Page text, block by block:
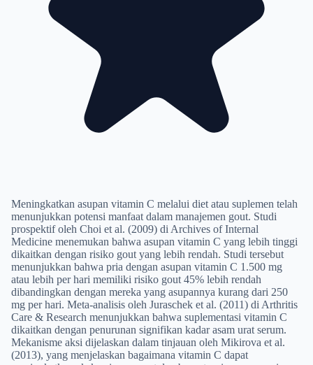
Meningkatkan asupan vitamin C melalui diet atau suplemen telah
menunjukkan potensi manfaat dalam manajemen gout. Studi
prospektif oleh Choi et al. (2009) di Archives of Internal
Medicine menemukan bahwa asupan vitamin C yang lebih tinggi
dikaitkan dengan risiko gout yang lebih rendah. Studi tersebut
menunjukkan bahwa pria dengan asupan vitamin C 1.500 mg
atau lebih per hari memiliki risiko gout 45% lebih rendah
dibandingkan dengan mereka yang asupannya kurang dari 250
mg per hari. Meta-analisis oleh Juraschek et al. (2011) di Arthritis
Care & Research menunjukkan bahwa suplementasi vitamin C
dikaitkan dengan penurunan signifikan kadar asam urat serum.
Mekanisme aksi dijelaskan dalam tinjauan oleh Mikirova et al.
(2013), yang menjelaskan bagaimana vitamin C dapat